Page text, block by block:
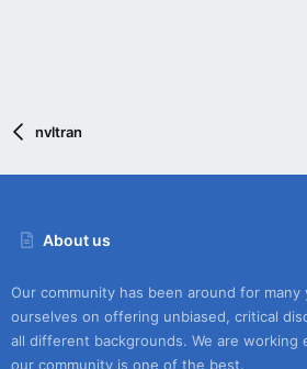
nvltran
About us
Our community has been around for many
ourselves on offering unbiased, critical
all different backgrounds. We are working
our community is one of the best.